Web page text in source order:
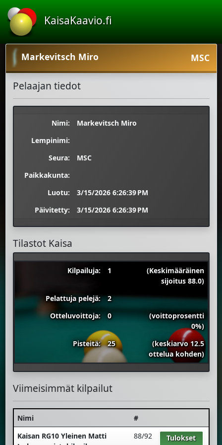
KaisaKaavio.fi
Markevitsch Miro MSC
Pelaajan tiedot
Nimi:
Markevitsch Miro
Lempinimi:
Seura:
MSC
Paikkakunta:
Luotu:
3/15/2026 6:26:39 PM
Päivitetty:
3/15/2026 6:26:39 PM
Tilastot Kaisa
Kilpailuja: 1
(Keskimääräinen
sijoitus 88.0)
Pelattuja pelejä:
2
Otteluvoittoja:
0
(voittoprosentti
0%)
Pisteitä:
25
(keskiarvo 12.5
ottelua kohden)
Viimeisimmät kilpailut
Nimi
#
Kaisan RG10 Yleinen Matti
88/92 Tulokset